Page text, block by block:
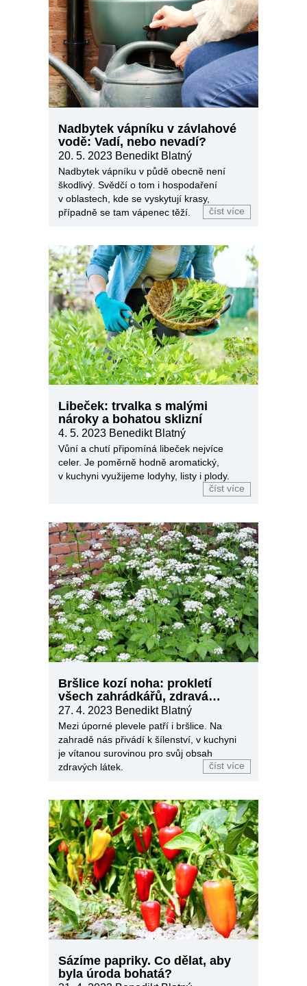
Nadbytek vápníku v závlahové
vodě: Vadí, nebo nevadí?
20. 5. 2023 Benedikt Blatný
Nadbytek vápníku v půdě obecně není
škodlivý. Svědčí o tom i hospodaření
v oblastech, kde se vyskytují krasy,
případně se tam vápenec těží.
číst více
Libeček: trvalka s malými
nároky a bohatou sklizní
4. 5. 2023 Benedikt Blatný
Vůní a chutí připomíná libeček nejvíce
celer. Je poměrně hodně aromatický,
v kuchyni využijeme lodyhy, listy i plody.
číst více
Bršlice kozí noha: prokletí
všech zahrádkářů, zdravá
bylinka v kuchyni
27. 4. 2023 Benedikt Blatný
Mezi úporné plevele patří i bršlice. Na
zahradě nás přivádí k šílenství, v kuchyni
je vítanou surovinou pro svůj obsah
zdravých látek.
číst více
Sázíme papriky. Co dělat, aby
byla úroda bohatá?